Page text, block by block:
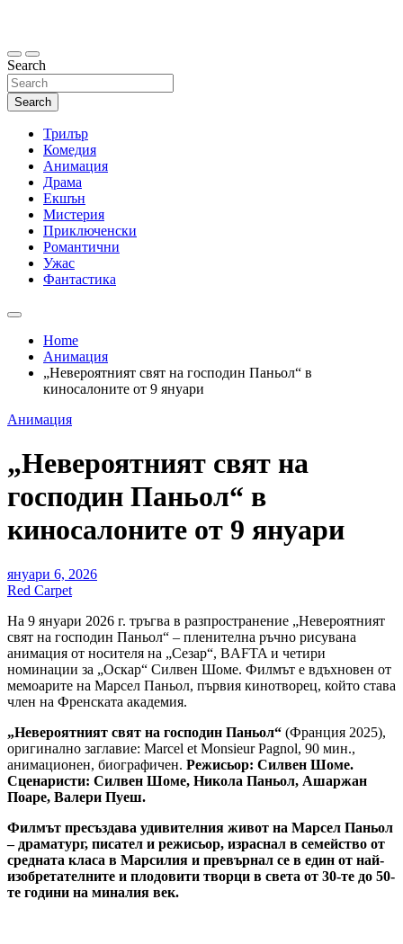
Search
Search
Трилър
Комедия
Анимация
Драма
Екшън
Мистерия
Приключенски
Романтични
Ужас
Фантастика
Home
Анимация
„Невероятният свят на господин Паньол“ в
киносалоните от 9 януари
Анимация
„Невероятният свят на
господин Паньол“ в
киносалоните от 9 януари
януари 6, 2026
Red Carpet
На 9 януари 2026 г. тръгва в разпространение „Невероятният
свят на господин Паньол“ – пленителна ръчно рисувана
анимация от носителя на „Сезар“, BAFTA и четири
номинации за „Оскар“ Силвен Шоме. Филмът е вдъхновен от
мемоарите на Марсел Паньол, първия кинотворец, който става
член на Френската академия.
„Невероятният свят на господин Паньол“ (Франция 2025),
оригинално заглавие: Marcel et Monsieur Pagnol, 90 мин.,
анимационен, биографичен. Режисьор: Силвен Шоме.
Сценаристи: Силвен Шоме, Никола Паньол, Ашаржан
Поаре, Валери Пуеш.
Филмът пресъздава удивителния живот на Марсел Паньол
– драматург, писател и режисьор, израснал в семейство от
средната класа в Марсилия и превърнал се в един от най-
изобретателните и плодовити творци в света от 30-те до 50-
те години на миналия век.